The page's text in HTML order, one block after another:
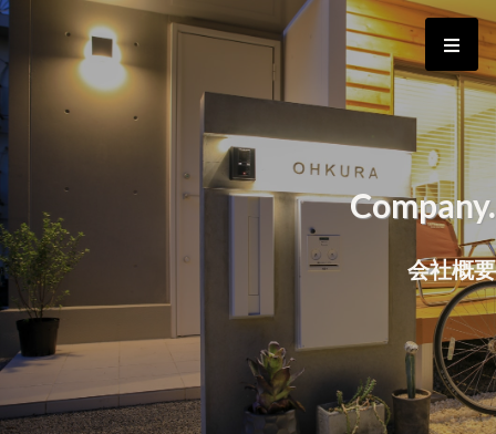
Skip
content
Company.
会社概要